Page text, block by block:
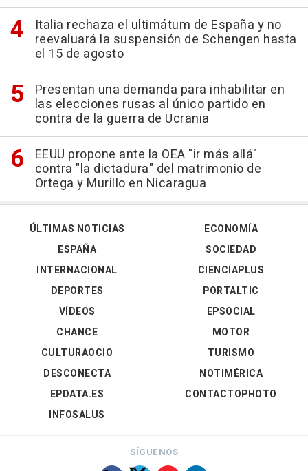
Italia rechaza el ultimátum de España y no
reevaluará la suspensión de Schengen hasta
el 15 de agosto
Presentan una demanda para inhabilitar en
las elecciones rusas al único partido en
contra de la guerra de Ucrania
EEUU propone ante la OEA "ir más allá"
contra "la dictadura" del matrimonio de
Ortega y Murillo en Nicaragua
ÚLTIMAS NOTICIAS
ESPAÑA
INTERNACIONAL
DEPORTES
VÍDEOS
ECONOMÍA
SOCIEDAD
CIENCIAPLUS
PORTALTIC
EPSOCIAL
CHANCE
CULTURAOCIO
DESCONECTA
EPDATA.ES
INFOSALUS
MOTOR
TURISMO
NOTIMÉRICA
CONTACTOPHOTO
SÍGUENOS